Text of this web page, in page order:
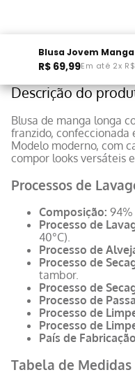
R$ 69,99Em até 2x R$
Descrição do
Blusa de manga longa
franzido,
Modelo moderno, com
compor looks versáteis
Processos de
Composição: 94%
Processo de
40°C).
Processo de
Processo de
tambor.
Processo de
Processo de
Processo de
Processo de
País de
Tabela de Medidas